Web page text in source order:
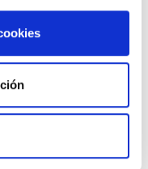
tipo de plan